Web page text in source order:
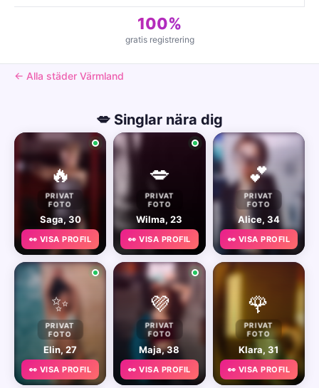
100%
gratis registrering
← Alla städer Värmland
💋 Singlar nära dig
🔥
PRIVAT
FOTO
Saga, 30
👀 VISA PROFIL
💋
PRIVAT
FOTO
Wilma, 23
👀 VISA PROFIL
💕
PRIVAT
FOTO
Alice, 34
👀 VISA PROFIL
✨
PRIVAT
FOTO
Elin, 27
👀 VISA PROFIL
💜
PRIVAT
FOTO
Maja, 38
👀 VISA PROFIL
🌹
PRIVAT
FOTO
Klara, 31
👀 VISA PROFIL